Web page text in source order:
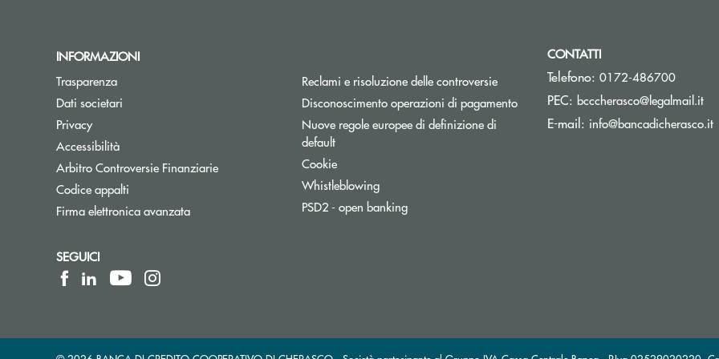
INFORMAZIONI
Trasparenza
Dati societari
Privacy
Accessibilità
Arbitro Controversie FinanziarieApre una nuova finestra
Codice appalti
Firma elettronica avanzata
Reclami e risoluzione delle controversie
Disconoscimento operazioni di pagamentoApre una nuova finestra
Nuove regole europee di definizione di
default
Cookie
Whistleblowing
PSD2 - open banking
CONTATTI
Telefono: 0172-486700
PEC: bcccherasco@legalmail.it(si
E-mail: info@bancadicherasco.it
SEGUICI